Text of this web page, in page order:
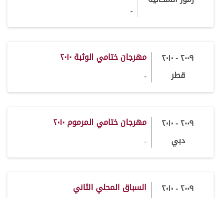
-
٢٠٠٩ - ٢٠١٠
قطر
مهرجان ختامي الوثبة ٢٠١٠
-
٢٠٠٩ - ٢٠١٠
دبي
مهرجان ختامي المرموم ٢٠١٠
-
٢٠٠٩ - ٢٠١٠
السباق المحلي الثاني